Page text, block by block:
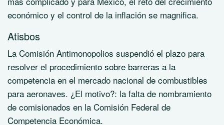
económico y el control de la inflación se magnifica.
Atisbos
La Comisión Antimonopolios suspendió el plazo para
resolver el procedimiento sobre barreras a la
competencia en el mercado nacional de combustibles
para aeronaves. ¿El motivo?: la falta de nombramiento
de comisionados en la Comisión Federal de
Competencia Económica.